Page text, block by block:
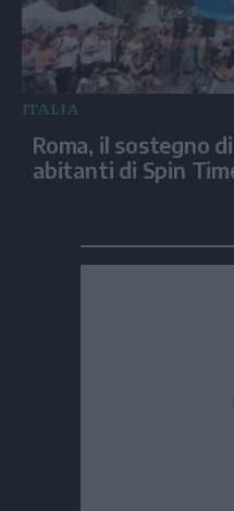
ITALIA
Roma, il sostegno
abitanti di Spin